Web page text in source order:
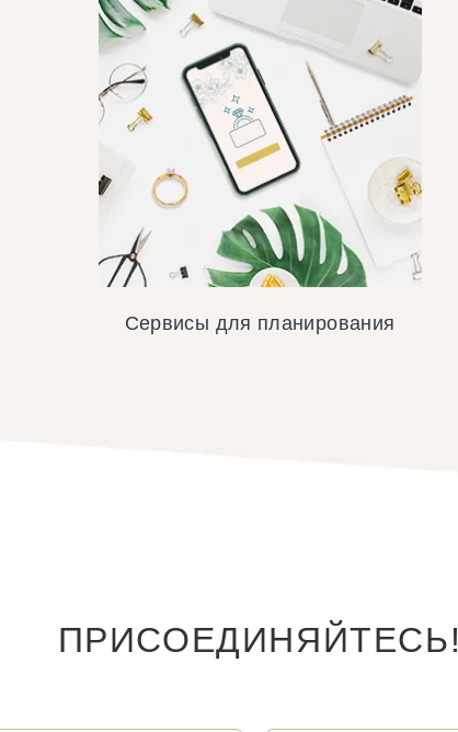
Сервисы для планирования
ПРИСОЕДИНЯЙТЕСЬ!